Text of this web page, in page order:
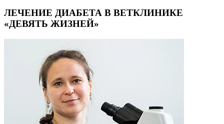
ЛЕЧЕНИЕ ДИАБЕТА В ВЕТКЛИНИКЕ
«ДЕВЯТЬ ЖИЗНЕЙ»